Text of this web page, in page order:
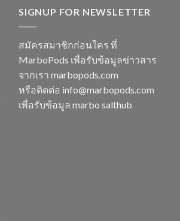
SIGNUP FOR NEWSLETTER
สมัครสมาชิกก่อนใคร ที่
MarboPods เพื่อรับข้อมูลข่าวสาร
จากเรา marbopods.com
หรือติดต่อ info@marbopods.com
เพื่อรับข้อมูล marbo salthub